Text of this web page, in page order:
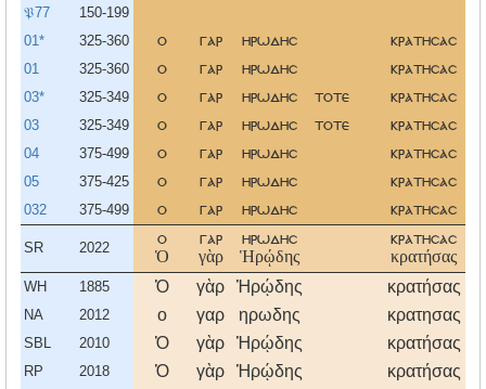
𝔓77
150-199
01*
325-360 ο γαρ ηρωδησ κρατησασ
01 325-360 ο γαρ ηρωδησ κρατησασ
03* 325-349 ο γαρ ηρωδησ τοτε κρατησασ
03 325-349 ο γαρ ηρωδησ τοτε κρατησασ
04 375-499 ο γαρ ηρωδησ κρατησασ
05 375-425 ο γαρ ηρωδησ κρατησασ
032 375-499 ο γαρ ηρωδησ κρατησασ
SR 2022
ο
Ὁ
γαρ
γὰρ
ηρωδησ
Ἡρῴδης
κρατησασ
κρατήσας
WH 1885 Ὁ γὰρ Ἡρῴδης κρατήσας
NA 2012 ο γαρ ηρωδης κρατησας
SBL 2010 Ὁ γὰρ Ἡρῴδης κρατήσας
RP 2018 Ὁ γὰρ Ἡρῴδης κρατήσας